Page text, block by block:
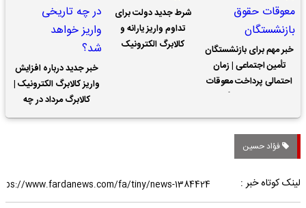
خبر مهم برای بازنشستگان
تأمین اجتماعی | زمان
احتمالی پرداخت معوقات
شرط جدید دولت برای
تداوم واریز یارانه و
کالابرگ الکترونیک
خبر جدید درباره افزایش
واریز کالابرگ الکترونیک |
کالابرگ مرداد در چه
تاریخی واریز خواهد شد؟
فؤاد حسین
لینک کوتاه خبر :